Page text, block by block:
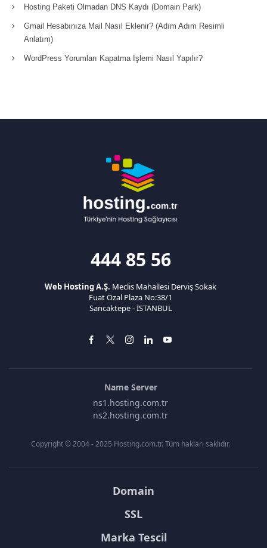
Hosting Paketi Olmadan DNS Kaydı (Domain Park)
Gmail Hesabınıza Mail Nasıl Eklenir? (Adım Adım Resimli
Anlatım)
WordPress Yorumları Kapatma İşlemi Nasıl Yapılır?
444 85 56
Web Hosting A.Ş. Meclis Mahallesi Derviş Sokak
Fuat Özal Plaza No:38/1
Sancaktepe - İSTANBUL
Name Server
ns1.hosting.com.tr
ns2.hosting.com.tr
Copyright © 2004 - 2025 Hosting.com.tr. Tüm hakları saklıdır.
Domain
SSL
Marka Tescil